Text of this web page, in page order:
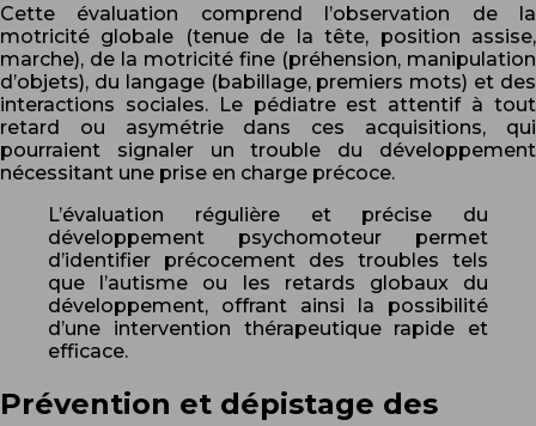
Cette évaluation comprend l’observation de la
motricité globale (tenue de la tête, position assise,
marche), de la motricité fine (préhension, manipulation
d’objets), du langage (babillage, premiers mots) et des
interactions sociales. Le pédiatre est attentif à tout
retard ou asymétrie dans ces acquisitions, qui
pourraient signaler un trouble du développement
nécessitant une prise en charge précoce.
L’évaluation régulière et précise du
développement psychomoteur permet
d’identifier précocement des troubles tels
que l’autisme ou les retards globaux du
développement, offrant ainsi la possibilité
d’une intervention thérapeutique rapide et
efficace.
Prévention et dépistage des